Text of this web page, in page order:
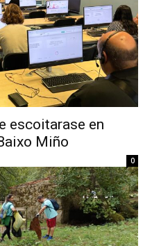
escoitarase en
Miño
0